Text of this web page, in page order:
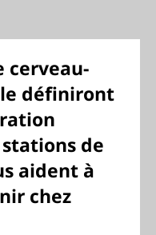
cerveau-
définiront
de
aident à
chez